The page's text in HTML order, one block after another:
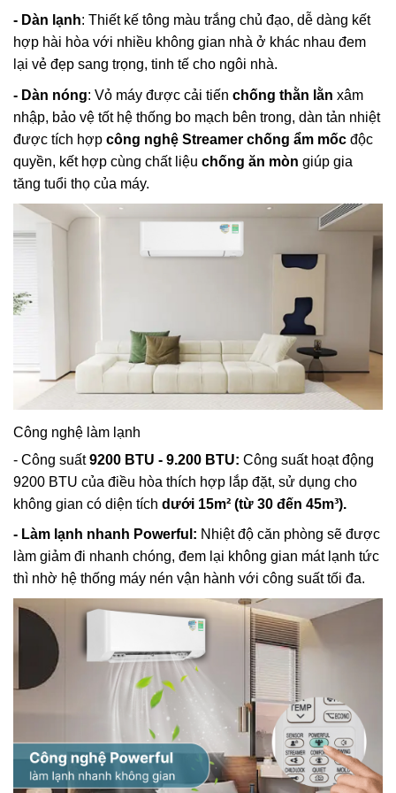
- Dàn lạnh: Thiết kế tông màu trắng chủ đạo, dễ dàng kết
hợp hài hòa với nhiều không gian nhà ở khác nhau đem
lại vẻ đẹp sang trọng, tinh tế cho ngôi nhà.
- Dàn nóng: Vỏ máy được cải tiến chống thằn lằn xâm
nhập, bảo vệ tốt hệ thống bo mạch bên trong, dàn tản nhiệt
được tích hợp công nghệ Streamer chống ẩm mốc độc
quyền, kết hợp cùng chất liệu chống ăn mòn giúp gia
tăng tuổi thọ của máy.
Công nghệ làm lạnh
- Công suất9200 BTU - 9.200 BTU: Công suất hoạt động
9200 BTU của điều hòa thích hợp lắp đặt, sử dụng cho
không gian có diện tích dưới 15m² (từ 30 đến 45m³).
- Làm lạnh nhanh Powerful: Nhiệt độ căn phòng sẽ được
làm giảm đi nhanh chóng, đem lại không gian mát lạnh tức
thì nhờ hệ thống máy nén vận hành với công suất tối đa.